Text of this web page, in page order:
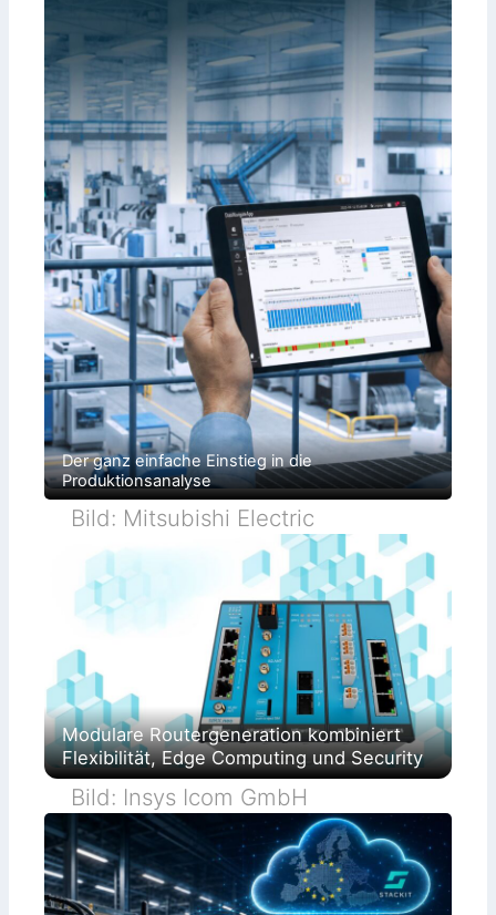
Der ganz einfache Einstieg in die
Produktionsanalyse
Bild: Mitsubishi Electric
Modulare Routergeneration kombiniert
Flexibilität, Edge Computing und Security
Bild: Insys Icom GmbH